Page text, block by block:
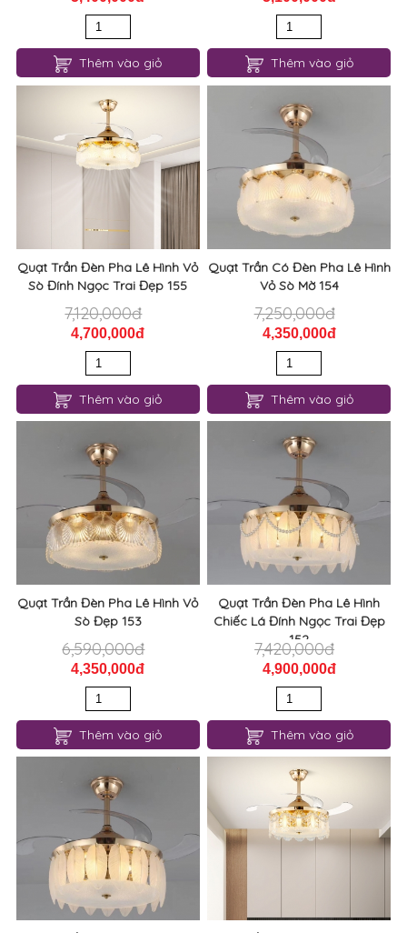
Thêm vào giỏ Thêm vào giỏ
Quạt Trần Đèn Pha Lê Hình Vỏ
Sò Đính Ngọc Trai Đẹp 155
7,120,000đ
4,700,000đ
Thêm vào giỏ
Quạt Trần Có Đèn Pha Lê Hình
Vỏ Sò Mờ 154
7,250,000đ
4,350,000đ
Thêm vào giỏ
Quạt Trần Đèn Pha Lê Hình Vỏ
Sò Đẹp 153
6,590,000đ
4,350,000đ
Thêm vào giỏ
Quạt Trần Đèn Pha Lê Hình
Chiếc Lá Đính Ngọc Trai Đẹp
152
7,420,000đ
4,900,000đ
Thêm vào giỏ